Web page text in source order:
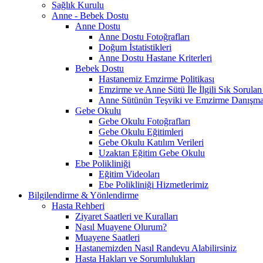
Sağlık Kurulu
Anne - Bebek Dostu
Anne Dostu
Anne Dostu Fotoğrafları
Doğum İstatistikleri
Anne Dostu Hastane Kriterleri
Bebek Dostu
Hastanemiz Emzirme Politikası
Emzirme ve Anne Sütü İle İlgili Sık
Anne Sütünün Teşviki ve Emzirme
Gebe Okulu
Gebe Okulu Fotoğrafları
Gebe Okulu Eğitimleri
Gebe Okulu Katılım Verileri
Uzaktan Eğitim Gebe Okulu
Ebe Polikliniği
Eğitim Videoları
Ebe Polikliniği Hizmetlerimiz
Bilgilendirme & Yönlendirme
Hasta Rehberi
Ziyaret Saatleri ve Kuralları
Nasıl Muayene Olurum?
Muayene Saatleri
Hastanemizden Nasıl Randevu Alabilirsiniz
Hasta Hakları ve Sorumlulukları